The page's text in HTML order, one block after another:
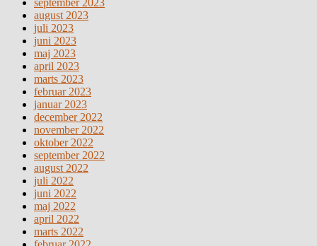
august 2023
juli 2023
juni 2023
maj 2023
april 2023
marts 2023
februar 2023
januar 2023
december 2022
november 2022
oktober 2022
september 2022
august 2022
juli 2022
juni 2022
maj 2022
april 2022
marts 2022